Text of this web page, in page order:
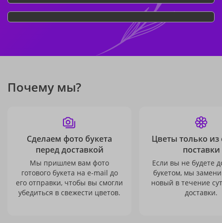
Почему мы?
Сделаем фото букета
перед доставкой
Мы пришлем вам фото
готового букета на e-mail до
его отправки, чтобы вы смогли
убедиться в свежести цветов.
Цветы только из
поставки
Если вы не будете
букетом, мы
новый в течение
доставки.